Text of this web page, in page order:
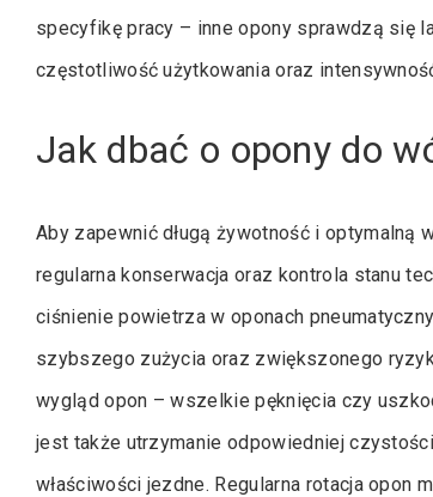
specyfikę pracy – inne opony sprawdzą się
częstotliwość użytkowania oraz
Jak dbać o opony do
Aby zapewnić długą żywotność i optymalną
regularna konserwacja oraz kontrola stanu
ciśnienie powietrza w oponach
szybszego zużycia oraz zwiększonego
wygląd opon – wszelkie pęknięcia czy
jest także utrzymanie odpowiedniej
właściwości jezdne. Regularna rotacja opon